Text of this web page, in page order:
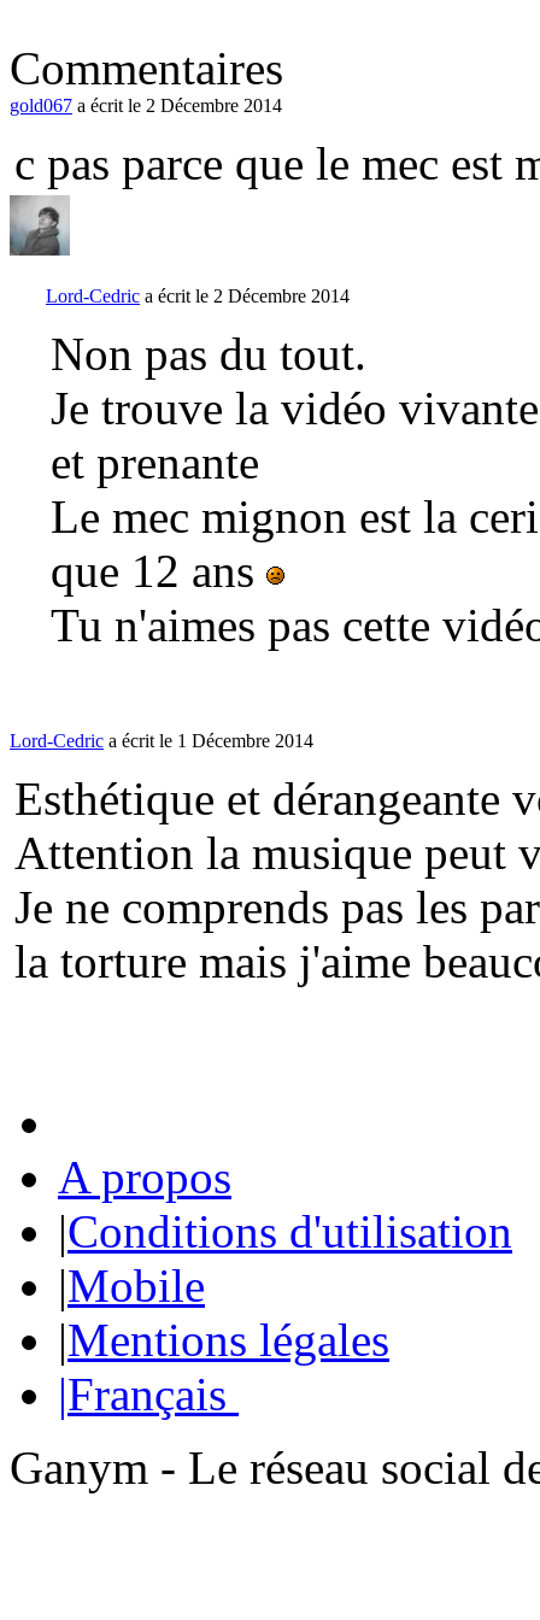
Commentaires
gold067 a écrit le 2 Décembre 2014
c pas parce que le mec est
Lord-Cedric a écrit le 2 Décembre 2014
Non pas du tout.
Je trouve la vidéo
et prenante
Le mec mignon est la
que 12 ans
Tu n'aimes pas cette
Lord-Cedric a écrit le 1 Décembre 2014
Esthétique et dérangeante
Attention la musique peut
Je ne comprends pas les
la torture mais j'aime
A propos
|Conditions d'utilisation
|Mobile
|Mentions légales
|Français
Ganym - Le réseau social